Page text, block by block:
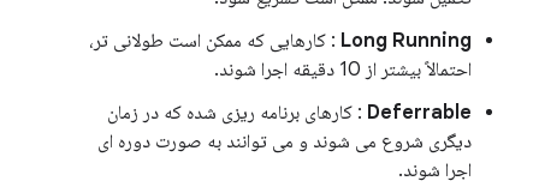
Long Running : کارهایی که ممکن است طولانی تر،
احتمالاً بیشتر از 10 دقیقه اجرا شوند.
Deferrable : کارهای برنامه ریزی شده که در زمان
دیگری شروع می شوند و می توانند به صورت دوره ای
اجرا شوند.